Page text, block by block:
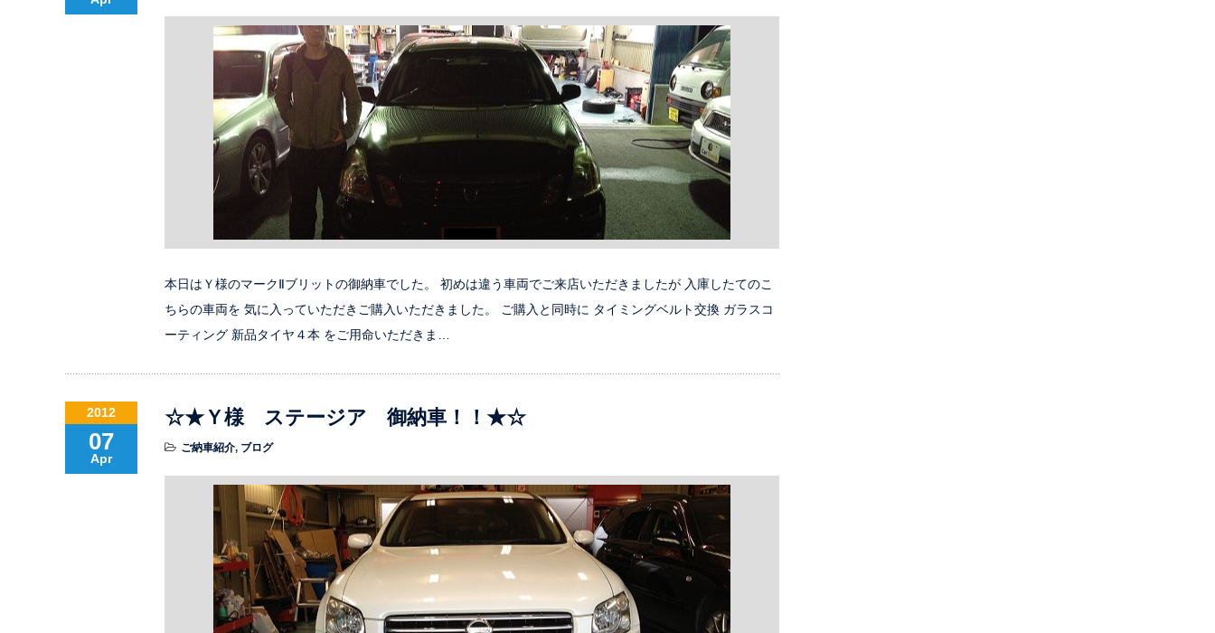
本日はＹ様のマークⅡブリットの御納車でした。 初めは違う車両でご来店いただきましたが 入庫したてのこ
ちらの車両を 気に入っていただきご購入いただきました。 ご購入と同時に タイミングベルト交換 ガラスコ
ーティング 新品タイヤ４本 をご用命いただきま…
2012
07
Apr
☆★Ｙ様 ステージア 御納車！！★☆
ご納車紹介, ブログ